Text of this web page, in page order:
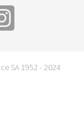
SA 1952 - 2024